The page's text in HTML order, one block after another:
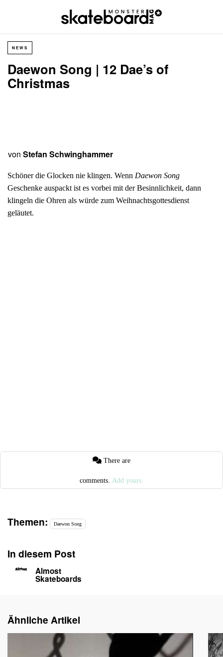
NEWS
Daewon Song | 12 Dae’s of
Christmas
von Stefan Schwinghammer
Schöner die Glocken nie klingen. Wenn Daewon Song
Geschenke auspackt ist es vorbei mit der Besinnlichkeit, dann
klingeln die Ohren als würde zum Weihnachtsgottesdienst
geläutet.
comments. Add yours.
Themen: Daewon Song
In diesem Post
Almost
Skateboards
Ähnliche Artikel